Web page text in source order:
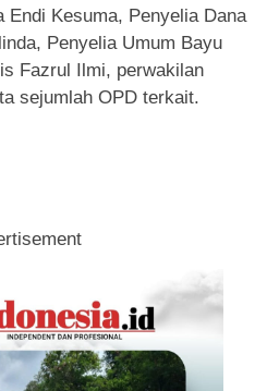
Endi Kesuma, Penyelia Dana
Penyelia Umum Bayu
Fazrul Ilmi, perwakilan
sejumlah OPD terkait.